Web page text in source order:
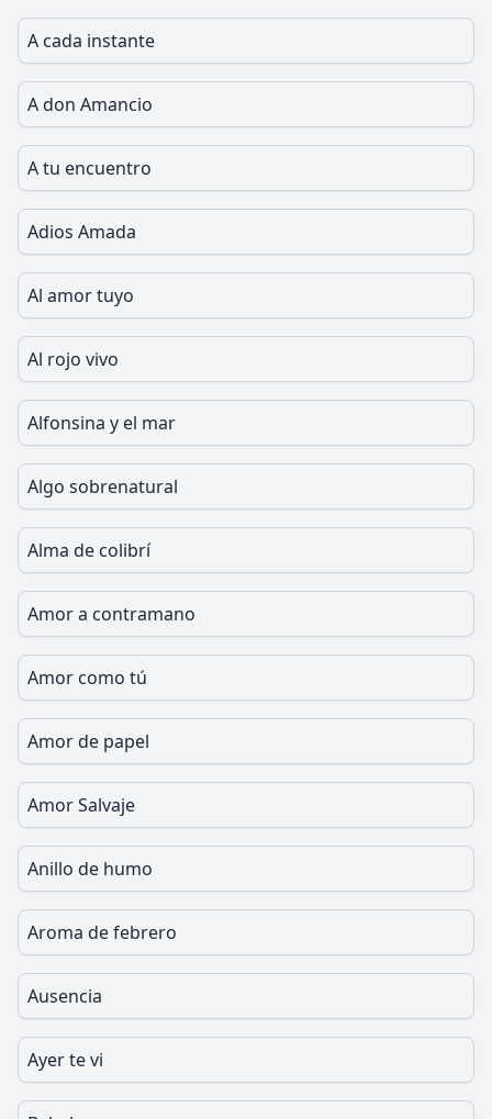
A cada instante
A don Amancio
A tu encuentro
Adios Amada
Al amor tuyo
Al rojo vivo
Alfonsina y el mar
Algo sobrenatural
Alma de colibrí
Amor a contramano
Amor como tú
Amor de papel
Amor Salvaje
Anillo de humo
Aroma de febrero
Ausencia
Ayer te vi